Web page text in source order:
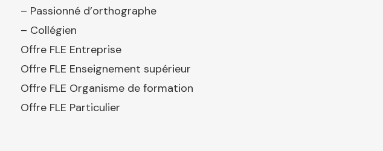
– Passionné d’orthographe
– Collégien
Offre FLE Entreprise
Offre FLE Enseignement supérieur
Offre FLE Organisme de formation
Offre FLE Particulier